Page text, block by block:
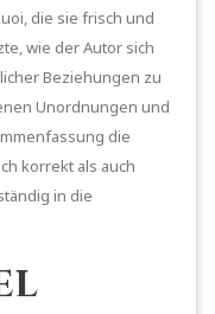
die sie frisch und
wie der Autor sich
Beziehungen zu
Unordnungen und
die
korrekt als auch
in die